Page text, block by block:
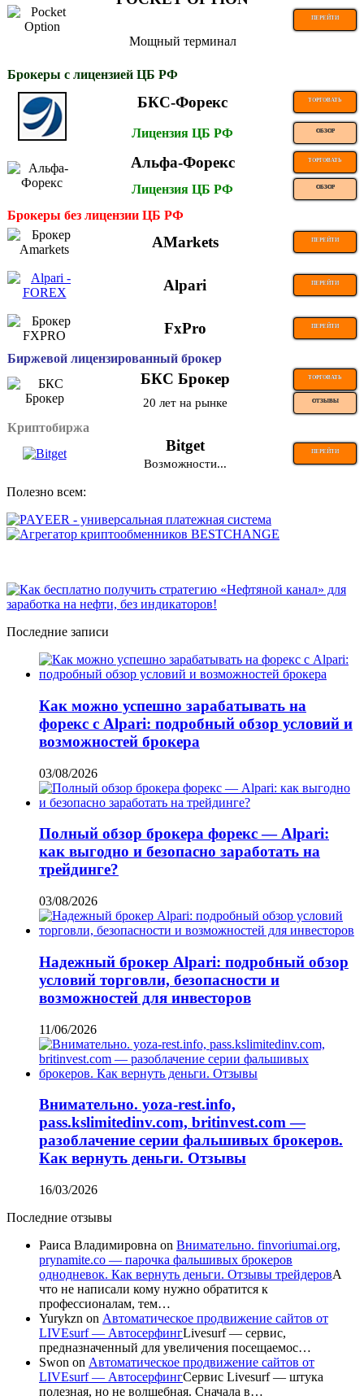
ПЕРЕЙТИ
Мощный терминал
Брокеры с лицензией ЦБ РФ
БКС-Форекс ТОРГОВАТЬ
Лицензия ЦБ РФ ОБЗОР
Альфа-Форекс ТОРГОВАТЬ
Лицензия ЦБ РФ ОБЗОР
Брокеры без лицензии ЦБ РФ
AMarkets ПЕРЕЙТИ
Alpari ПЕРЕЙТИ
FxPro ПЕРЕЙТИ
Биржевой лицензированный брокер
БКС Брокер ТОРГОВАТЬ
20 лет на рынке ОТЗЫВЫ
Криптобиржа
Bitget ПЕРЕЙТИ
Возможности...
Полезно всем:
Последние записи
Как можно успешно зарабатывать на
форекс с Alpari: подробный обзор условий и
возможностей брокера
03/08/2026
Полный обзор брокера форекс — Alpari:
как выгодно и безопасно заработать на
трейдинге?
03/08/2026
Надежный брокер Alpari: подробный обзор
условий торговли, безопасности и
возможностей для инвесторов
11/06/2026
Внимательно. yoza-rest.info,
pass.kslimitedinv.com, britinvest.com —
разоблачение серии фальшивых брокеров.
Как вернуть деньги. Отзывы
16/03/2026
Последние отзывы
Раиса Владимировна on Внимательно. finvoriumai.org,
prynamite.co — парочка фальшивых брокеров
однодневок. Как вернуть деньги. Отзывы трейдеровА
что не написали кому нужно обратится к
профессионалам, тем…
Yurykzn on Автоматическое продвижение сайтов от
LIVEsurf — АвтосерфингLivesurf — сервис,
предназначенный для увеличения посещаемос…
Swon on Автоматическое продвижение сайтов от
LIVEsurf — АвтосерфингСервис Livesurf — штука
полезная, но не волшебная. Сначала в…